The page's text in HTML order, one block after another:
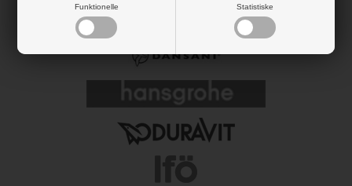
Funktionelle Statistiske